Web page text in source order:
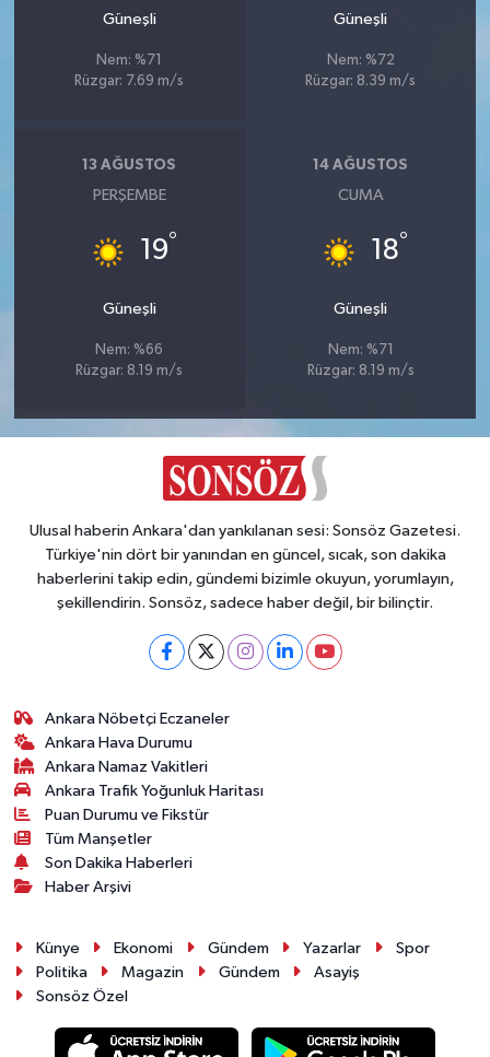
Güneşli
Nem: %71
Rüzgar: 7.69 m/s
Güneşli
Nem: %72
Rüzgar: 8.39 m/s
13 AĞUSTOS
PERŞEMBE
19°
Güneşli
Nem: %66
Rüzgar: 8.19 m/s
14 AĞUSTOS
CUMA
18°
Güneşli
Nem: %71
Rüzgar: 8.19 m/s
Ulusal haberin Ankara'dan yankılanan sesi: Sonsöz Gazetesi.
Türkiye'nin dört bir yanından en güncel, sıcak, son dakika
haberlerini takip edin, gündemi bizimle okuyun, yorumlayın,
şekillendirin. Sonsöz, sadece haber değil, bir bilinçtir.
Ankara Nöbetçi Eczaneler
Ankara Hava Durumu
Ankara Namaz Vakitleri
Ankara Trafik Yoğunluk Haritası
Puan Durumu ve Fikstür
Tüm Manşetler
Son Dakika Haberleri
Haber Arşivi
Künye Ekonomi Gündem Yazarlar
Spor
Politika
Magazin Gündem
Asayiş
Sonsöz Özel